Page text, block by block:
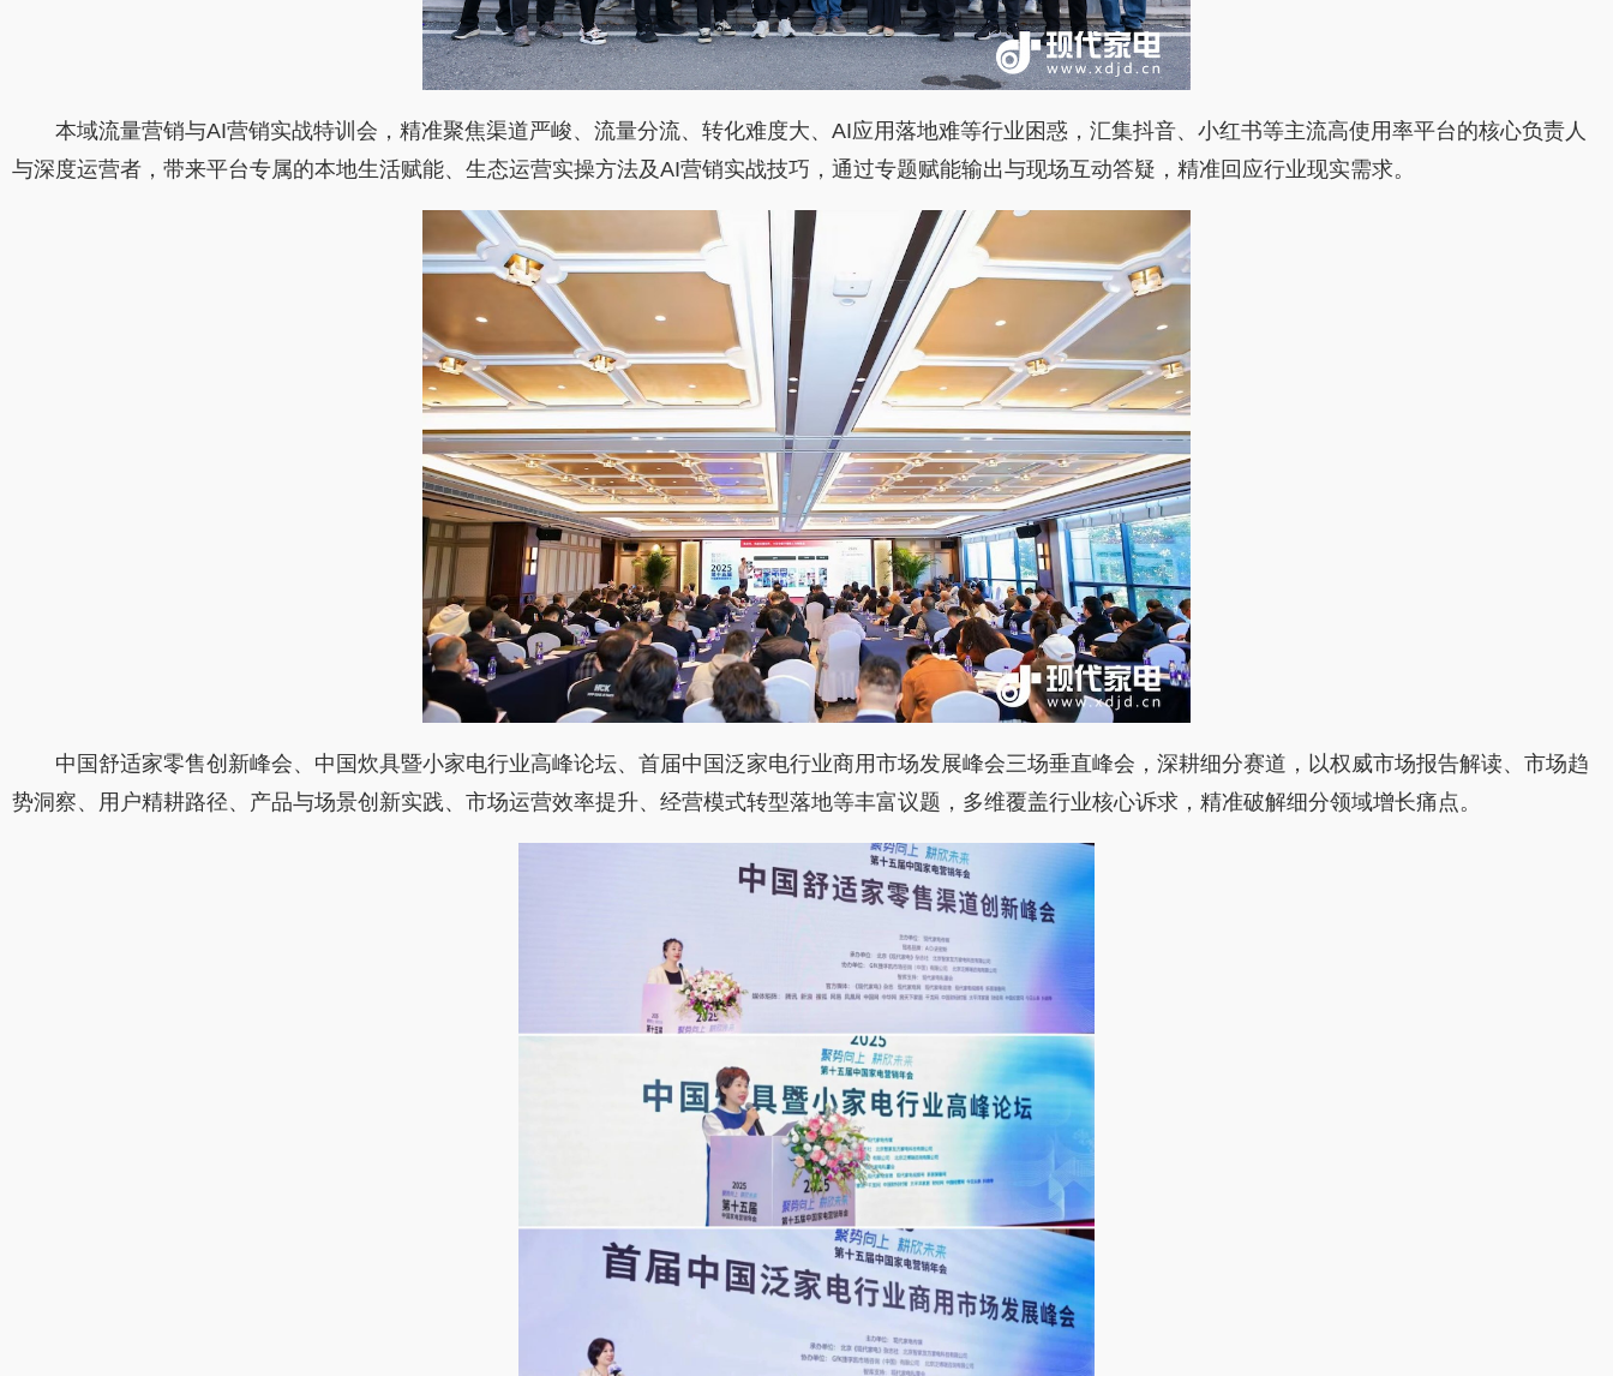
本域流量营销与AI营销实战特训会，精准聚焦渠道严峻、流量分流、转化难度大、AI应用落地难等行业困惑，汇集抖音、小红书等主流高使用率平台的核心负责人
与深度运营者，带来平台专属的本地生活赋能、生态运营实操方法及AI营销实战技巧，通过专题赋能输出与现场互动答疑，精准回应行业现实需求。
中国舒适家零售创新峰会、中国炊具暨小家电行业高峰论坛、首届中国泛家电行业商用市场发展峰会三场垂直峰会，深耕细分赛道，以权威市场报告解读、市场趋
势洞察、用户精耕路径、产品与场景创新实践、市场运营效率提升、经营模式转型落地等丰富议题，多维覆盖行业核心诉求，精准破解细分领域增长痛点。